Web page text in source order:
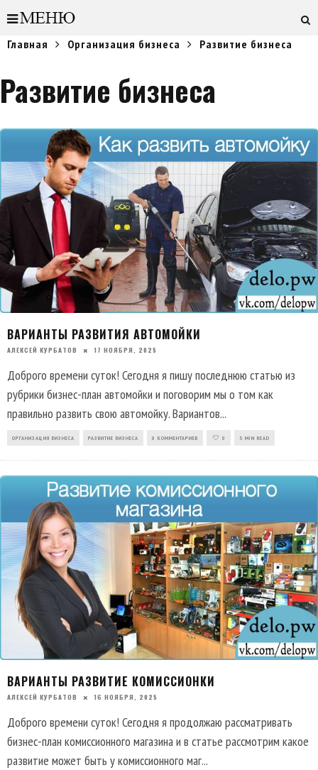
Главная Организация бизнеса Развитие бизнеса
Развитие бизнеса
ВАРИАНТЫ РАЗВИТИЯ АВТОМОЙКИ
АЛЕКСЕЙ КУРБАТОВ 17 НОЯБРЯ, 2025
Доброго времени суток! Сегодня я пишу последнюю статью из
рубрики бизнес-план автомойки и поговорим мы о том как
правильно развить свою автомойку. Вариантов...
ОРГАНИЗАЦИЯ БИЗНЕСА РАЗВИТИЕ БИЗНЕСА 0 КОММЕНТАРИЕВ 0 5 MIN READ
ВАРИАНТЫ РАЗВИТИЕ КОМИССИОНКИ
АЛЕКСЕЙ КУРБАТОВ 16 НОЯБРЯ, 2025
Доброго времени суток! Сегодня я продолжаю рассматривать
бизнес-план комиссионного магазина и в статье рассмотрим какое
развитие может быть у комиссионного маг...